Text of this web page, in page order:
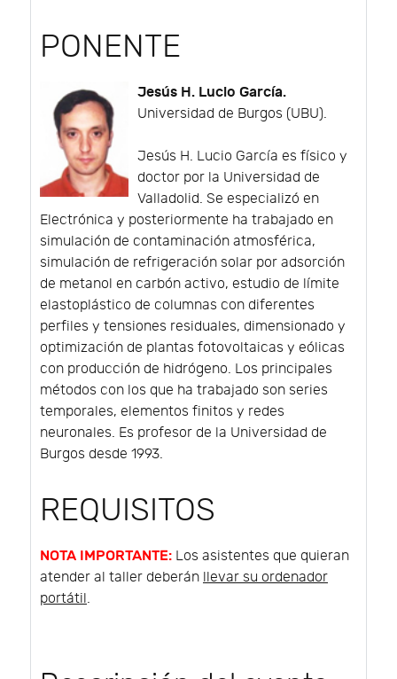
PONENTE
Jesús H. Lucio García.
Universidad de Burgos (UBU).
Jesús H. Lucio García es físico y
doctor por la Universidad de
Valladolid. Se especializó en
Electrónica y posteriormente ha trabajado en
simulación de contaminación atmosférica,
simulación de refrigeración solar por adsorción
de metanol en carbón activo, estudio de límite
elastoplástico de columnas con diferentes
perfiles y tensiones residuales, dimensionado y
optimización de plantas fotovoltaicas y eólicas
con producción de hidrógeno. Los principales
métodos con los que ha trabajado son series
temporales, elementos finitos y redes
neuronales. Es profesor de la Universidad de
Burgos desde 1993.
REQUISITOS
NOTA IMPORTANTE: Los asistentes que quieran
atender al taller deberán llevar su ordenador
portátil.